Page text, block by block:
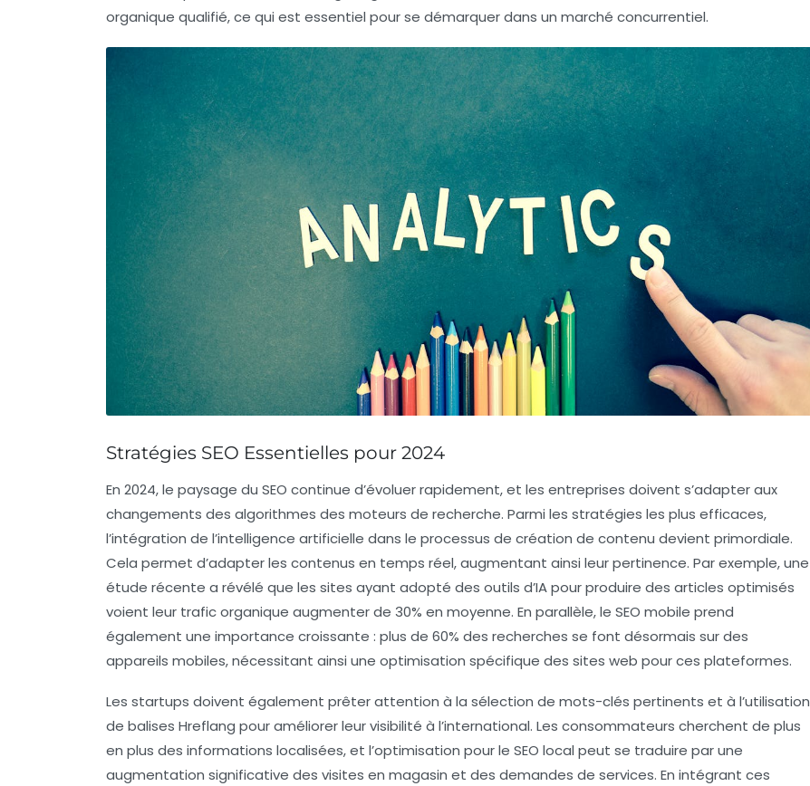
organique qualifié, ce qui est essentiel pour se démarquer dans un marché concurrentiel.
Stratégies SEO Essentielles pour 2024
En 2024, le paysage du SEO continue d’évoluer rapidement, et les entreprises doivent s’adapter aux
changements des algorithmes des moteurs de recherche. Parmi les stratégies les plus efficaces,
l’intégration de l’intelligence artificielle dans le processus de création de contenu devient primordiale.
Cela permet d’adapter les contenus en temps réel, augmentant ainsi leur pertinence. Par exemple, une
étude récente a révélé que les sites ayant adopté des outils d’IA pour produire des articles optimisés
voient leur trafic organique augmenter de 30% en moyenne. En parallèle, le SEO mobile prend
également une importance croissante : plus de 60% des recherches se font désormais sur des
appareils mobiles, nécessitant ainsi une optimisation spécifique des sites web pour ces plateformes.
Les startups doivent également prêter attention à la sélection de mots-clés pertinents et à l’utilisation
de balises Hreflang pour améliorer leur visibilité à l’international. Les consommateurs cherchent de plus
en plus des informations localisées, et l’optimisation pour le SEO local peut se traduire par une
augmentation significative des visites en magasin et des demandes de services. En intégrant ces